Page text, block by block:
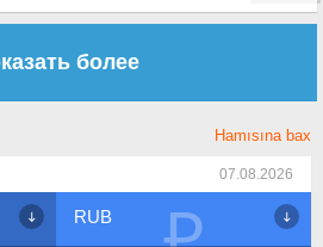
более
Hamısına bax
07.08.2026
USD